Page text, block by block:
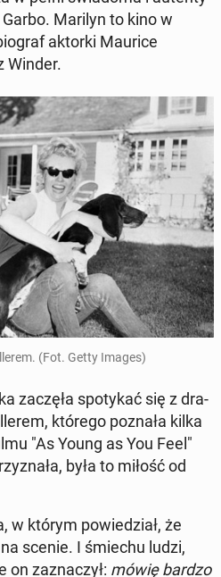
Marilyn to kino w
aktorki Maurice
Winder.
(Fot. Getty Images)
zaczęła spo­tykać się z dra­
którego poznała kilka
"As Young as You Feel"
była to miłość od
w którym powiedzi­ał, że
scenie. I śmiechu ludzi,
on za­z­naczył: mówię bardzo